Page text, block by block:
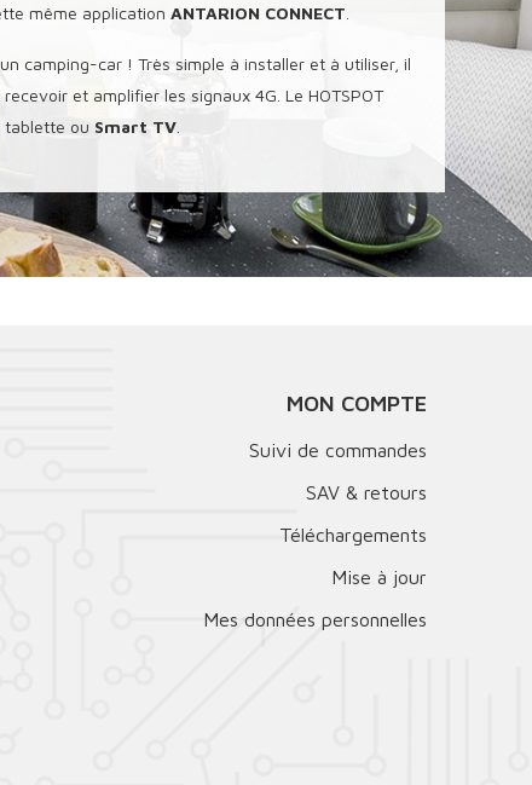
même application ANTARION CONNECT
camping-car ! Très simple à installer et à utiliser, il
et amplifier les signaux 4G. Le HOTSPOT
tablette ou Smart TV
MON COMPTE
Suivi de commandes
SAV & retours
Téléchargements
Mise à jour
Mes données personnelles